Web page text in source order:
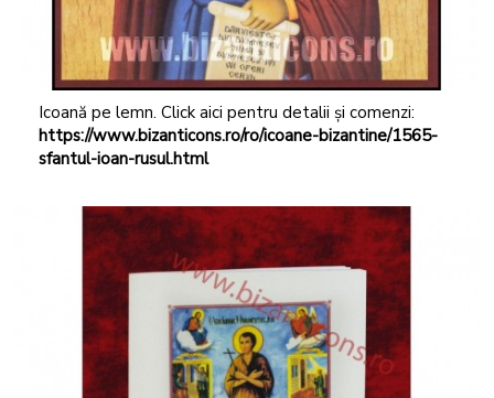
Icoană pe lemn. Click aici pentru detalii și comenzi:
https://www.bizanticons.ro/ro/icoane-bizantine/1565-
sfantul-ioan-rusul.html